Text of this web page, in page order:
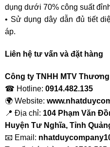
dụng dưới 70% công suất
• Sử dụng dây dẫn đủ tiết
áp.
Liên hệ tư vấn và đặt hàng
Công ty TNHH MTV
☎ Hotline: 0914.482.135
🌍 Website:
📍 Địa chỉ: 104 Phạm Văn
Huyện Tư Nghĩa, Tỉnh
📧 Email: